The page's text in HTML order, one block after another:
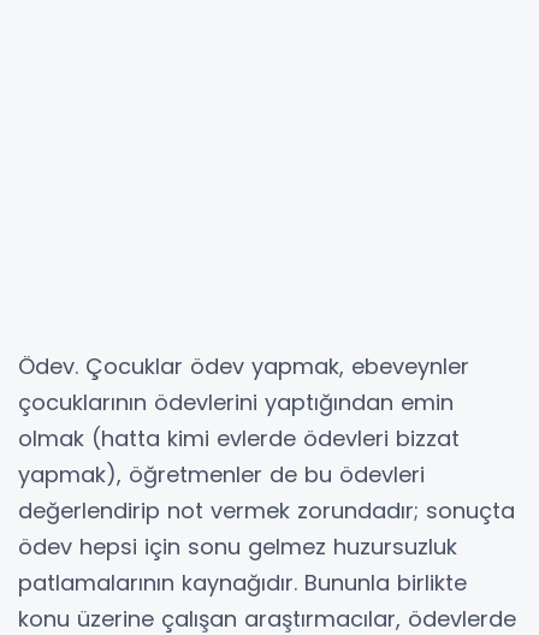
Ödev. Çocuklar ödev yapmak, ebeveynler
çocuklarının ödevlerini yaptığından emin
olmak (hatta kimi evlerde ödevleri bizzat
yapmak), öğretmenler de bu ödevleri
değerlendirip not vermek zorundadır; sonuçta
ödev hepsi için sonu gelmez huzursuzluk
patlamalarının kaynağıdır. Bununla birlikte
konu üzerine çalışan araştırmacılar, ödevlerde